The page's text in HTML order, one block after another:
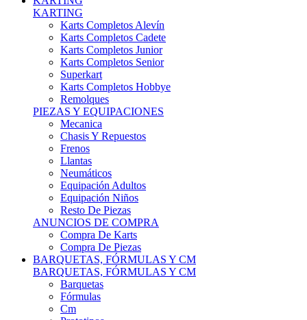
Karts Completos Alevín
Karts Completos Cadete
Karts Completos Junior
Karts Completos Senior
Superkart
Karts Completos Hobbye
Remolques
PIEZAS Y EQUIPACIONES
Mecanica
Chasis Y Repuestos
Frenos
Llantas
Neumáticos
Equipación Adultos
Equipación Niños
Resto De Piezas
ANUNCIOS DE COMPRA
Compra De Karts
Compra De Piezas
BARQUETAS, FÓRMULAS Y CM
BARQUETAS, FÓRMULAS Y CM
Barquetas
Fórmulas
Cm
Prototipos
Remolques